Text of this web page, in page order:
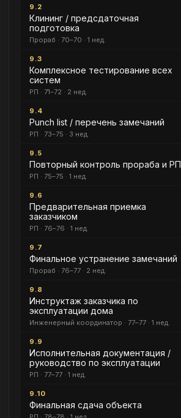
9.2
Клининг / предсдаточная
подготовка
Прораб · 70–70 · 1 нед.
9.3
Комплексное тестирование всех
систем
РП · 71–72 · 2 нед.
9.4
Punch list / перечень замечаний
РП · 73–75 · 3 нед.
9.5
Повторный контроль прораба и РП
РП · 75–75 · 1 нед.
9.6
Предварительная приемка
заказчиком
РП · 76–76 · 1 нед.
9.7
Финальное устранение замечаний
Прораб · 76–77 · 2 нед.
9.8
Инструктаж заказчика по
эксплуатации дома
Инженерный координатор · 77–77 · 1 нед.
9.9
Исполнительная документация /
руководство по эксплуатации
РП · 77–77 · 1 нед.
9.10
Финальная сдача объекта